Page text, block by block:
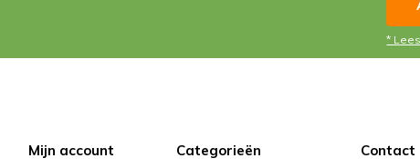
*
Mijn account Categorieën Contact